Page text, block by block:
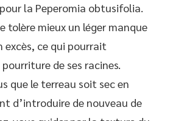
la Peperomia obtusifolia.
tolère mieux un léger manque
excès, ce qui pourrait
de ses racines.
que le terreau soit sec en
d’introduire de nouveau de